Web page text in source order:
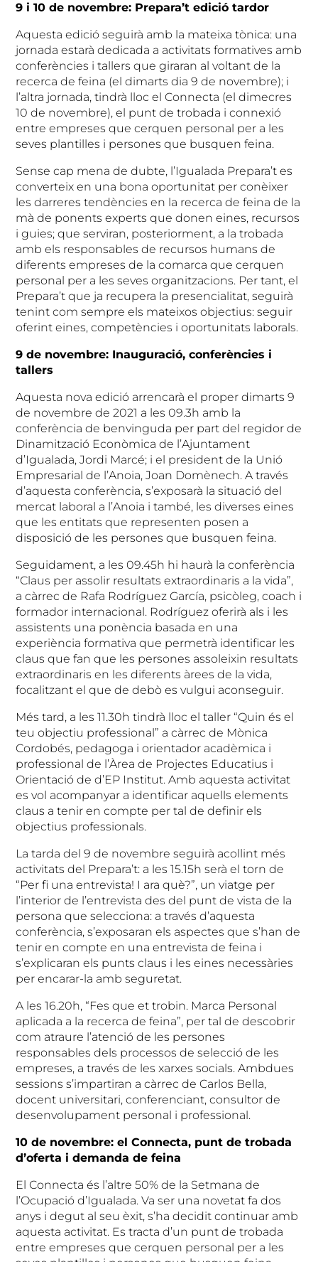
9 i 10 de novembre: Prepara’t edició tardor
Aquesta edició seguirà amb la mateixa tònica: una
jornada estarà dedicada a activitats formatives amb
conferències i tallers que giraran al voltant de la
recerca de feina (el dimarts dia 9 de novembre); i
l’altra jornada, tindrà lloc el Connecta (el dimecres
10 de novembre), el punt de trobada i connexió
entre empreses que cerquen personal per a les
seves plantilles i persones que busquen feina.
Sense cap mena de dubte, l’Igualada Prepara’t es
converteix en una bona oportunitat per conèixer
les darreres tendències en la recerca de feina de la
mà de ponents experts que donen eines, recursos
i guies; que serviran, posteriorment, a la trobada
amb els responsables de recursos humans de
diferents empreses de la comarca que cerquen
personal per a les seves organitzacions. Per tant, el
Prepara’t que ja recupera la presencialitat, seguirà
tenint com sempre els mateixos objectius: seguir
oferint eines, competències i oportunitats laborals.
9 de novembre: Inauguració, conferències i
tallers
Aquesta nova edició arrencarà el proper dimarts 9
de novembre de 2021 a les 09.3h amb la
conferència de benvinguda per part del regidor de
Dinamització Econòmica de l’Ajuntament
d’Igualada, Jordi Marcé; i el president de la Unió
Empresarial de l’Anoia, Joan Domènech. A través
d’aquesta conferència, s’exposarà la situació del
mercat laboral a l’Anoia i també, les diverses eines
que les entitats que representen posen a
disposició de les persones que busquen feina.
Seguidament, a les 09.45h hi haurà la conferència
“Claus per assolir resultats extraordinaris a la vida”,
a càrrec de Rafa Rodríguez García, psicòleg, coach i
formador internacional. Rodríguez oferirà als i les
assistents una ponència basada en una
experiència formativa que permetrà identificar les
claus que fan que les persones assoleixin resultats
extraordinaris en les diferents àrees de la vida,
focalitzant el que de debò es vulgui aconseguir.
Més tard, a les 11.30h tindrà lloc el taller “Quin és el
teu objectiu professional” a càrrec de Mònica
Cordobés, pedagoga i orientador acadèmica i
professional de l’Àrea de Projectes Educatius i
Orientació de d’EP Institut. Amb aquesta activitat
es vol acompanyar a identificar aquells elements
claus a tenir en compte per tal de definir els
objectius professionals.
La tarda del 9 de novembre seguirà acollint més
activitats del Prepara’t: a les 15.15h serà el torn de
“Per fi una entrevista! I ara què?”, un viatge per
l’interior de l’entrevista des del punt de vista de la
persona que selecciona: a través d’aquesta
conferència, s’exposaran els aspectes que s’han de
tenir en compte en una entrevista de feina i
s’explicaran els punts claus i les eines necessàries
per encarar-la amb seguretat.
A les 16.20h, “Fes que et trobin. Marca Personal
aplicada a la recerca de feina”, per tal de descobrir
com atraure l’atenció de les persones
responsables dels processos de selecció de les
empreses, a través de les xarxes socials. Ambdues
sessions s’impartiran a càrrec de Carlos Bella,
docent universitari, conferenciant, consultor de
desenvolupament personal i professional.
10 de novembre: el Connecta, punt de trobada
d’oferta i demanda de feina
El Connecta és l’altre 50% de la Setmana de
l’Ocupació d’Igualada. Va ser una novetat fa dos
anys i degut al seu èxit, s’ha decidit continuar amb
aquesta activitat. Es tracta d’un punt de trobada
entre empreses que cerquen personal per a les